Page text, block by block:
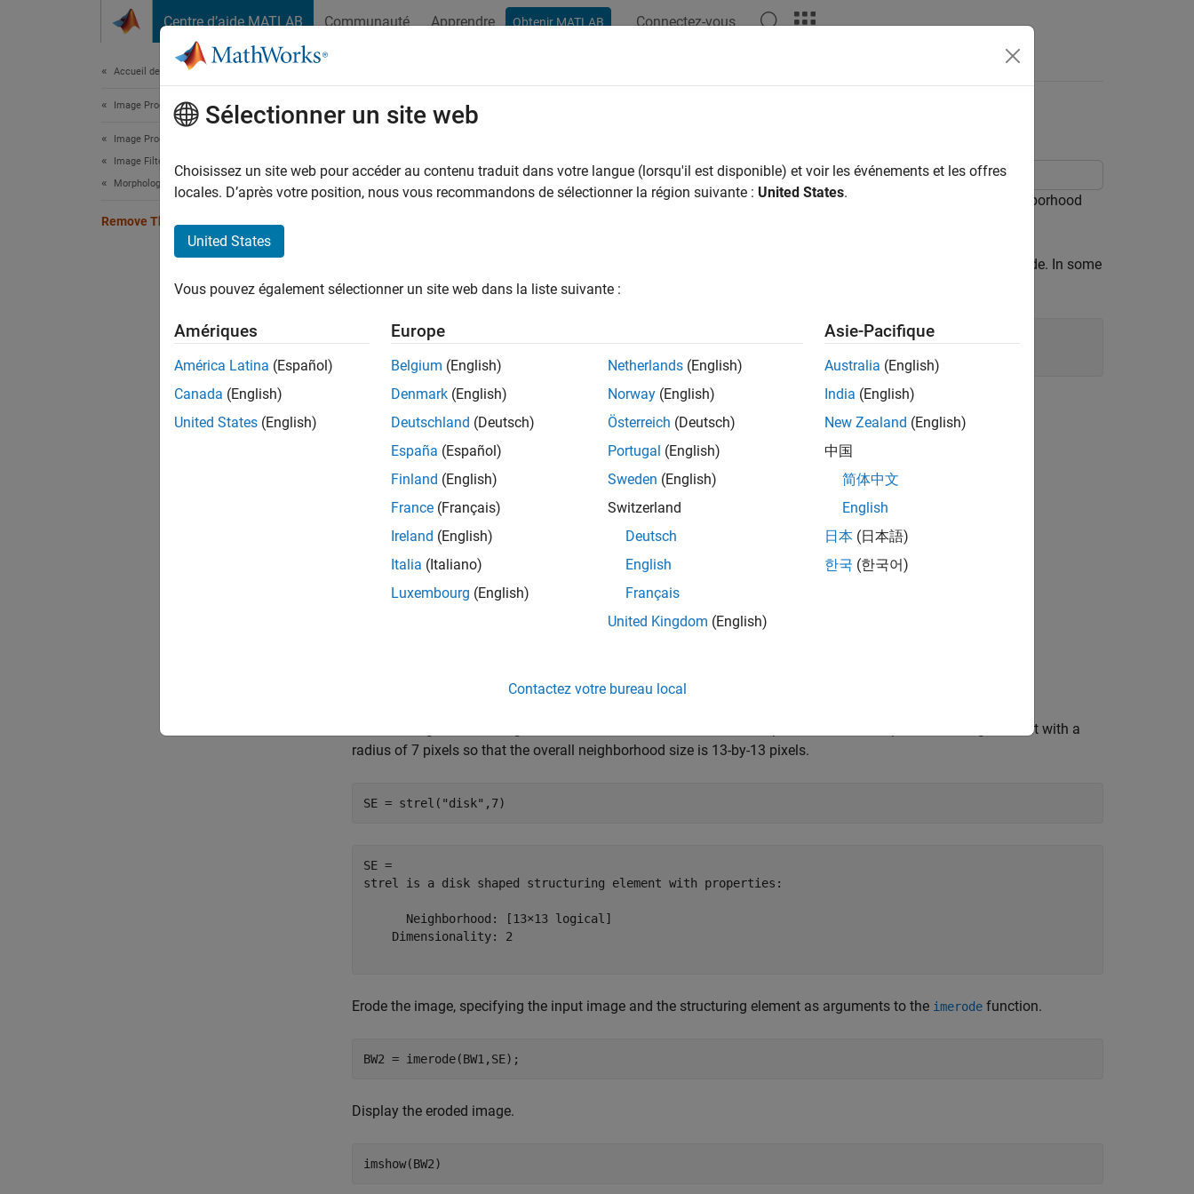
Centre d’aide MATLAB Communauté Apprendre Obtenir MATLAB Connectez-vous
Accueil de la documentation
Image Processing and Computer Vision
Image Processing Toolbox
Image Filtering and Enhancement
Morphological Operations
Remove Thin Lines Using Erosion
Remove Thin Lines Using Erosion
This example shows how to remove thin lines in a binary image by using morphological erosion with a neighborhood
Read and display a binary image. The white lines that represent wires are approximately four or five pixels wide. In some
places, the wires are touching and the overall width is closer to ten or eleven pixels.
BW1 = imread(
Define a neighborhood larger than the width of the lines. This example uses a disk-shaped structuring element with a
radius of 7 pixels so that the overall neighborhood size is 13-by-13 pixels.
SE = strel( "disk" ,7)
SE =
strel is a disk shaped structuring element with properties:
      Neighborhood: [13×13 logical]
    Dimensionality: 2
Erode the image, specifying the input image and the structuring element as arguments to the imerode function.
BW2 = imerode(BW1,SE);
Display the eroded image.
imshow(BW2)
Sélectionner un site web
Choisissez un site web pour accéder au contenu traduit dans votre langue (lorsqu'il est disponible) et voir les événements et les offres
locales. D’après votre position, nous vous recommandons de sélectionner la région suivante : United States.
United States
Vous pouvez également sélectionner un site web dans la liste suivante :
Amériques
América Latina (Español)
Canada (English)
United States (English)
Europe
Belgium (English)
Denmark (English)
Deutschland (Deutsch)
España (Español)
Finland (English)
France (Français)
Ireland (English)
Italia (Italiano)
Luxembourg (English)
Netherlands (English)
Norway (English)
Österreich (Deutsch)
Portugal (English)
Sweden (English)
Switzerland
Deutsch
English
Français
United Kingdom (English)
Asie-Pacifique
Australia (English)
India (English)
New Zealand (English)
中国
简体中文
English
日本 (日本語)
한국 (한국어)
Contactez votre bureau local